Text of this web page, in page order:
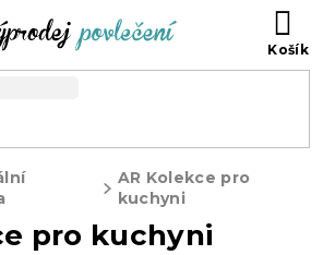
AR Kolekce pro
kuchyni
pro kuchyni